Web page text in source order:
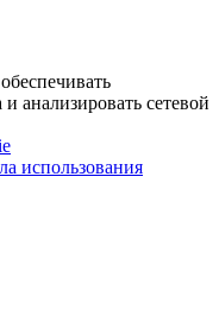
анализировать сетевой
использования